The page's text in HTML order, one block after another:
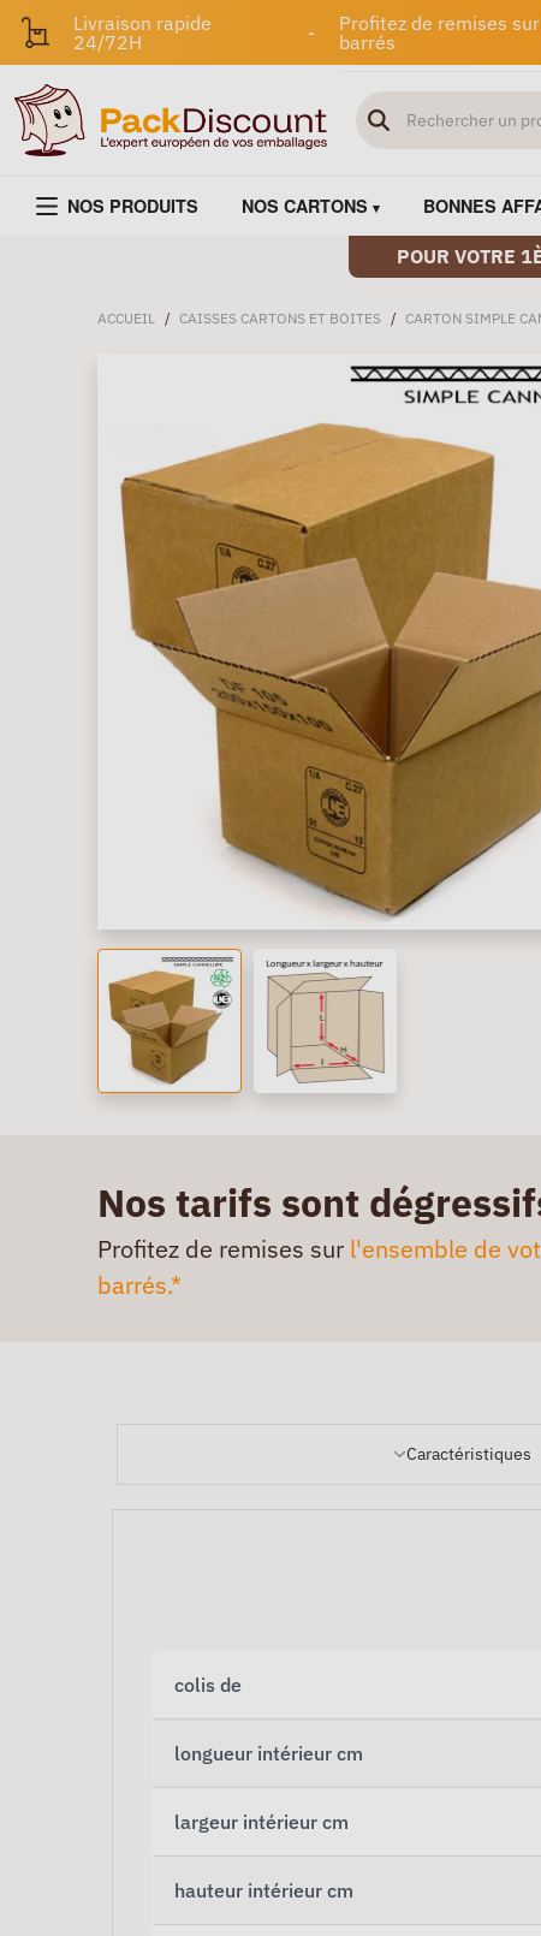
Livraison rapide
24/72H
-
Profitez de remises
barrés
NOS PRODUITS NOS CARTONS BONNES
POUR VOTRE
ACCUEIL / CAISSES CARTONS ET BOITES / CARTON SIMPLE
Nos tarifs sont
Profitez de remises sur l'ensemble de
barrés.*
Caractéristiques
colis de
longueur intérieur cm
largeur intérieur cm
hauteur intérieur cm